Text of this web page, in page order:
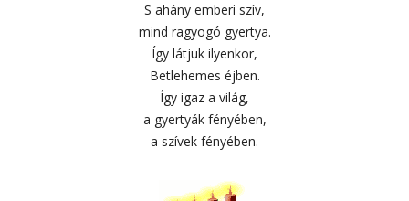
S ahány emberi szív,
mind ragyogó gyertya.
Így látjuk ilyenkor,
Betlehemes éjben.
Így igaz a világ,
a gyertyák fényében,
a szívek fényében.